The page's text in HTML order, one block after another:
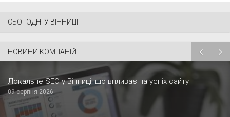
СЬОГОДНІ У ВІННИЦІ
НОВИНИ КОМПАНІЙ
Локальне SEO у Вінниці: що впливає на успіх сайту
09 серпня 2026